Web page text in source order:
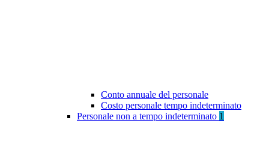
Conto annuale del personale
Costo personale tempo indeterminato
Personale non a tempo indeterminato 1